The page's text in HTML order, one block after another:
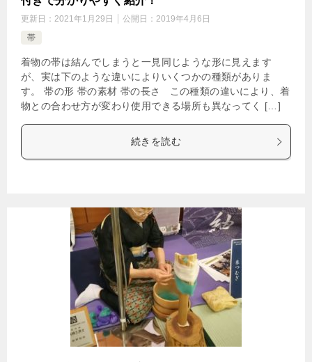
更新日： 2021年1月29日 公開日： 2019年4月6日
帯
着物の帯は結んでしまうと一見同じような形に見えます
が、実は下のような違いによりいくつかの種類がありま
す。 帯の形 帯の素材 帯の長さ この種類の違いにより、着
物との合わせ方が変わり使用できる場所も異なってく […]
続きを読む